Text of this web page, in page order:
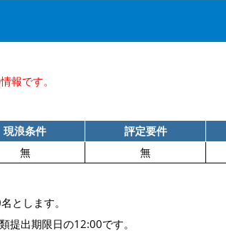
報です。
現浪条件 評定要件
無 無
とします。
提出期限日の12:00です。